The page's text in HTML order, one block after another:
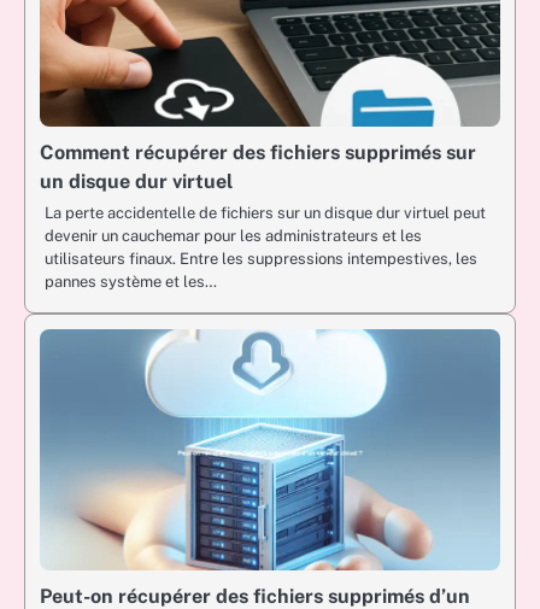
Comment récupérer des fichiers supprimés sur
un disque dur virtuel
La perte accidentelle de fichiers sur un disque dur virtuel peut
devenir un cauchemar pour les administrateurs et les
utilisateurs finaux. Entre les suppressions intempestives, les
pannes système et les…
Peut-on récupérer des fichiers supprimés d’un